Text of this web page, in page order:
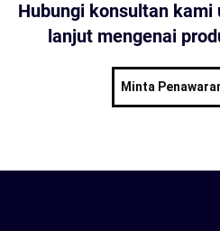
Hubungi konsultan
lanjut mengenai
Minta